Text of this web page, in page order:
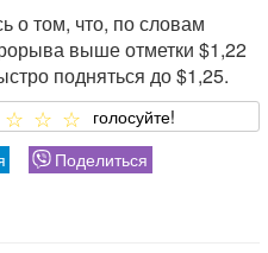
о том, что, по словам
выше отметки $1,22
подняться до $1,25.